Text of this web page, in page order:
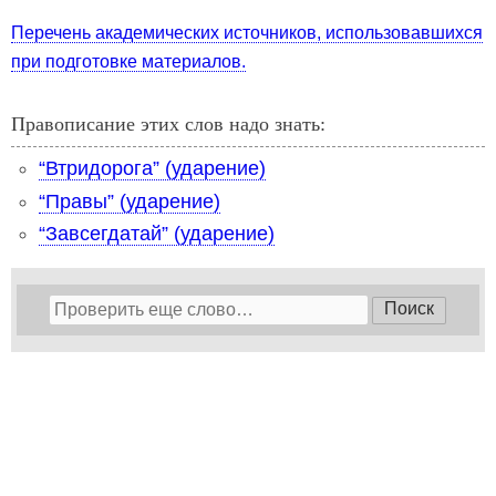
Перечень академических источников, использовавшихся
при подготовке материалов.
Правописание этих слов надо знать:
“Втридорога” (ударение)
“Правы” (ударение)
“Завсегдатай” (ударение)